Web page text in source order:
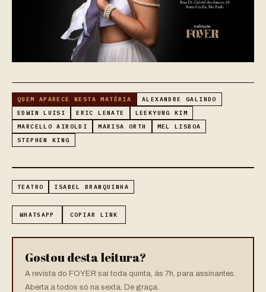
QUEM APARECE NESTA MATÉRIA
ALEXANDRE GALINDO
EDWIN LUISI
ERIC LENATE
LEEKYUNG KIM
MARCELLO AIROLDI
MARISA ORTH
MEL LISBOA
STEPHEN KING
TEATRO ISABEL BRANQUINHA
WHATSAPP COPIAR LINK
Gostou desta leitura?
A revista do FOYER sai toda quinta, às 7h, para assinantes.
Aberta a todos só na sexta. De graça.